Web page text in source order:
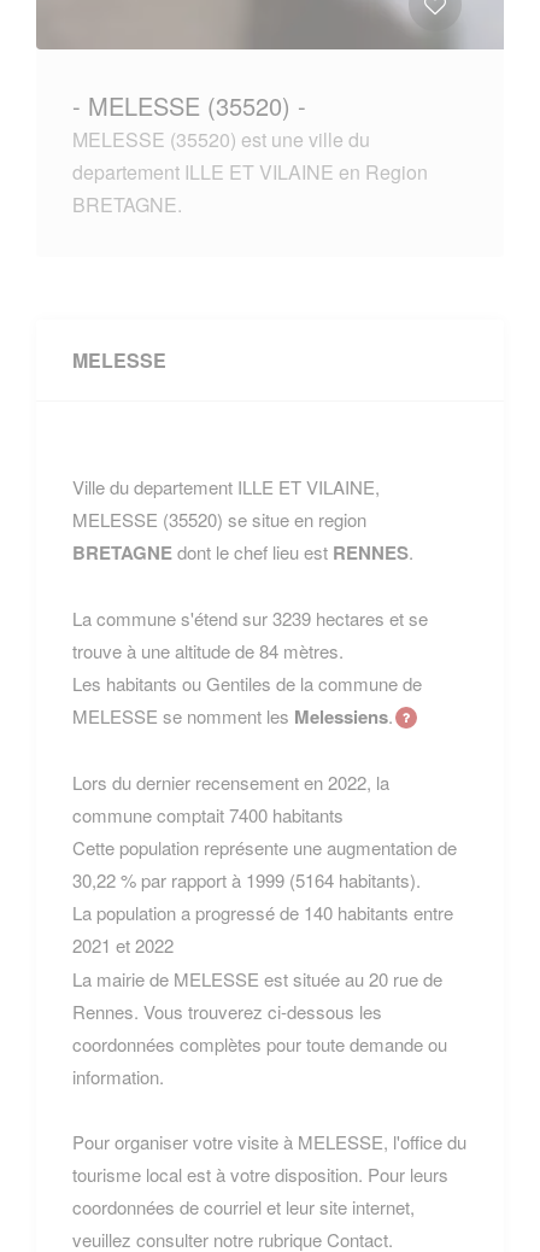
- MELESSE (35520) -
MELESSE (35520) est une ville du
departement ILLE ET VILAINE en Region
BRETAGNE.
MELESSE
Ville du departement ILLE ET VILAINE,
MELESSE (35520) se situe en region
BRETAGNEdont le chef lieu est RENNES.
La commune s'étend sur 3239 hectares et se
trouve à une altitude de 84 mètres.
Les habitants ou Gentiles de la commune de
MELESSE se nomment les Melessiens.
Lors du dernier recensement en 2022, la
commune comptait 7400 habitants
Cette population représente une augmentation de
30,22 % par rapport à 1999 (5164 habitants).
La population a progressé de 140 habitants entre
2021 et 2022
La mairie de MELESSE est située au 20 rue de
Rennes. Vous trouverez ci-dessous les
coordonnées complètes pour toute demande ou
information.
Pour organiser votre visite à MELESSE, l'office du
tourisme local est à votre disposition. Pour leurs
coordonnées de courriel et leur site internet,
veuillez consulter notre rubrique Contact.